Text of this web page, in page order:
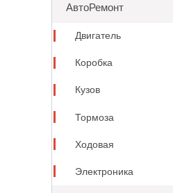
АвтоРемонт
Двигатель
Коробка
Кузов
Тормоза
Ходовая
Электроника